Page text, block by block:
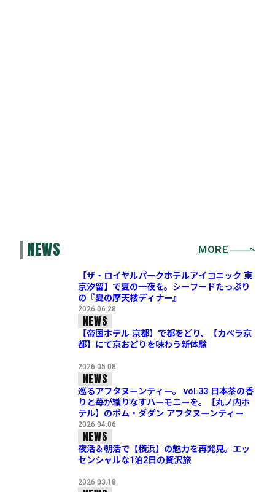
NEWS MORE
【ザ・ロイヤルパークホテルアイコニック 東
京汐留】で夏の一夜を。シーフードたっぷり
の『夏の摩天楼ディナー』
2026.06.28
NEWS
【帝国ホテル 京都】で都をどり、【カペラ京
都】にて京おどりを味わう新体験
2026.05.08
NEWS
巡るアフタヌーンティー。 vol.33 日本茶の香
りと苺が織りなすハーモニーを。【丸ノ内ホ
テル】のポム・ダダン アフタヌーンティー
2026.04.06
NEWS
夜活＆朝活で【横浜】の魅力を再発見。エッ
センシャルな1泊2日の贅沢旅
2026.03.18